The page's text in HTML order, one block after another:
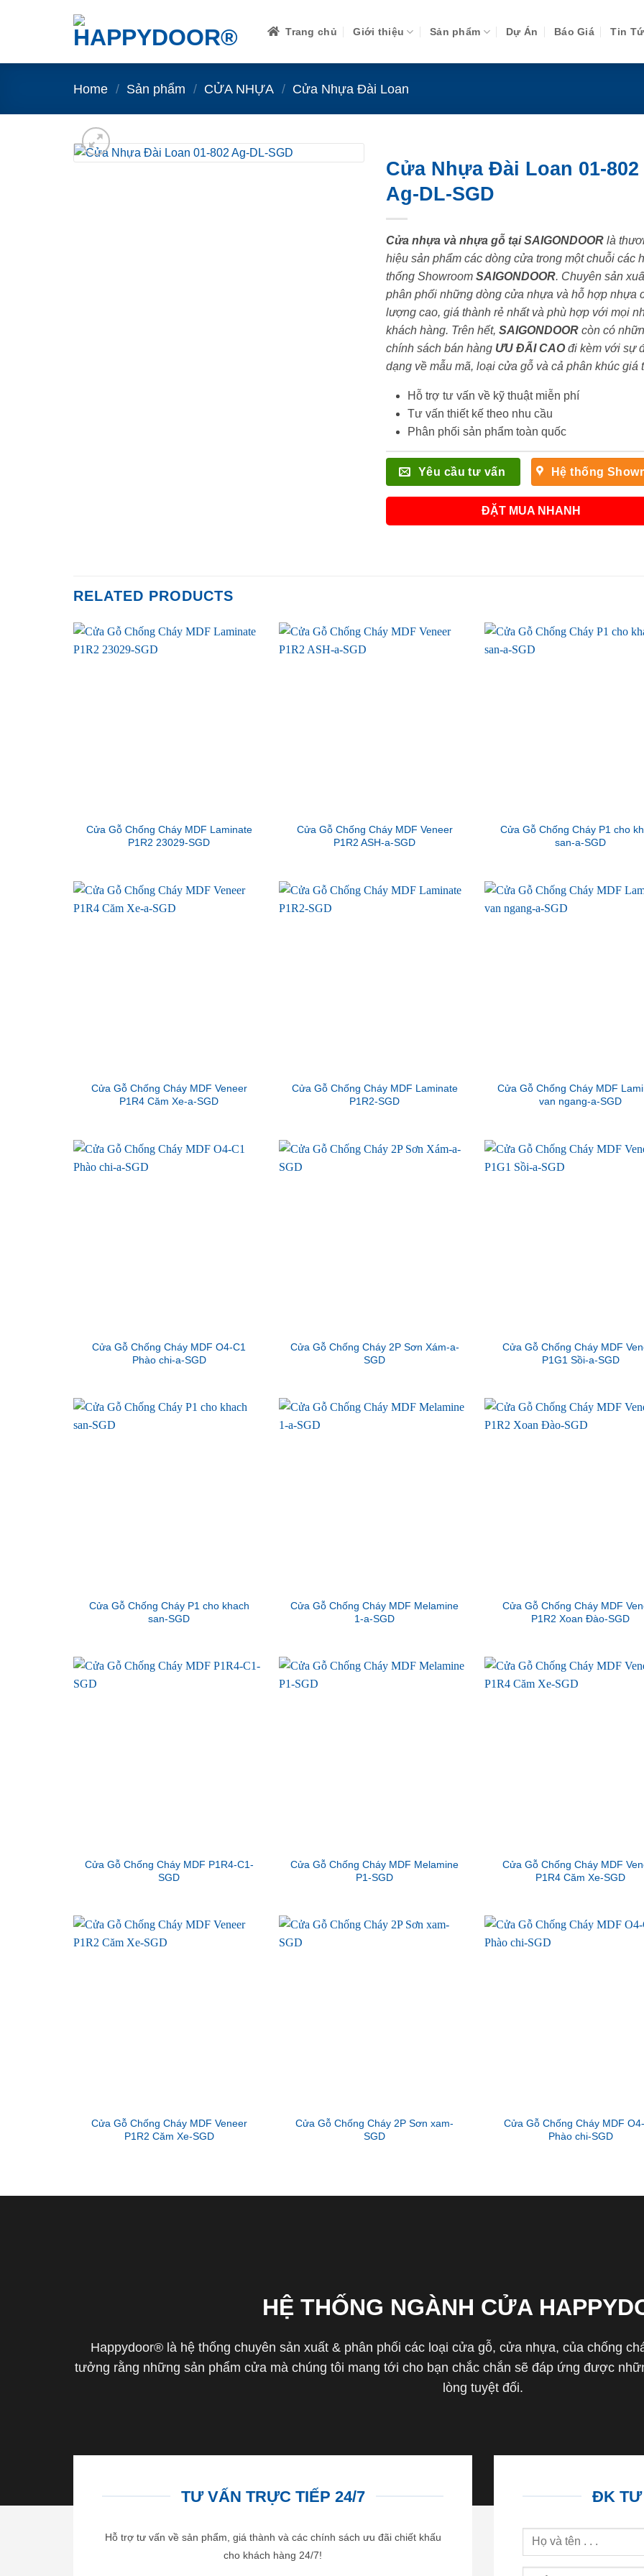
Trang chủ Giới thiệu Sản phẩm Dự Án Báo Giá Tin
Home / Sản phẩm / CỬA NHỰA / Cửa Nhựa Đài Loan
Cửa Nhựa Đài Loan 01-802
Ag-DL-SGD
Cửa nhựa và nhựa gỗ tại SAIGONDOORlà
hiệu sản phẩm các dòng cửa trong một chuỗi các
thống Showroom SAIGONDOOR. Chuyên sản
phân phối những dòng cửa nhựa và hỗ hợp nhựa
lượng cao, giá thành rẻ nhất và phù hợp với mọi
khách hàng. Trên hết, SAIGONDOORcòn có
chính sách bán hàng ƯU ĐÃI CAOđi kèm với sự
dạng về mẫu mã, loại cửa gỗ và cả phân khúc giá
Hỗ trợ tư vấn về kỹ thuật miễn phí
Tư vấn thiết kế theo nhu cầu
Phân phối sản phẩm toàn quốc
Yêu cầu tư vấn Hệ thống
ĐẶT MUA NHANH
RELATED PRODUCTS
Cửa Gỗ Chống Cháy MDF Laminate
P1R2 23029-SGD
Cửa Gỗ Chống Cháy MDF Veneer
P1R2 ASH-a-SGD
Cửa Gỗ Chống Cháy P1 cho
san-a-SGD
Cửa Gỗ Chống Cháy MDF Veneer
P1R4 Căm Xe-a-SGD
Cửa Gỗ Chống Cháy MDF Laminate
P1R2-SGD
Cửa Gỗ Chống Cháy MDF
van ngang-a-SGD
Cửa Gỗ Chống Cháy MDF O4-C1
Phào chi-a-SGD
Cửa Gỗ Chống Cháy 2P Sơn Xám-a-
SGD
Cửa Gỗ Chống Cháy MDF
P1G1 Sồi-a-SGD
Cửa Gỗ Chống Cháy P1 cho khach
san-SGD
Cửa Gỗ Chống Cháy MDF Melamine
1-a-SGD
Cửa Gỗ Chống Cháy MDF
P1R2 Xoan Đào-SGD
Cửa Gỗ Chống Cháy MDF P1R4-C1-
SGD
Cửa Gỗ Chống Cháy MDF Melamine
P1-SGD
Cửa Gỗ Chống Cháy MDF
P1R4 Căm Xe-SGD
Cửa Gỗ Chống Cháy MDF Veneer
P1R2 Căm Xe-SGD
Cửa Gỗ Chống Cháy 2P Sơn xam-
SGD
Cửa Gỗ Chống Cháy MDF
Phào chi-SGD
HỆ THỐNG NGÀNH CỬA
Happydoor® là hệ thống chuyên sản xuất & phân phối các loại cửa gỗ, cửa nhựa, của chống
tưởng rằng những sản phẩm cửa mà chúng tôi mang tới cho bạn chắc chắn sẽ đáp ứng được
lòng tuyệt đối.
TƯ VẤN TRỰC TIẾP 24/7
Hỗ trợ tư vấn về sản phẩm, giá thành và các chính sách ưu đãi chiết khấu
cho khách hàng 24/7!
ĐK TƯ